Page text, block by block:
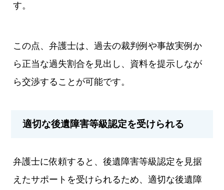
す。
この点、弁護士は、過去の裁判例や事故実例か
ら正当な過失割合を見出し、資料を提示しなが
ら交渉することが可能です。
適切な後遺障害等級認定を受けられる
弁護士に依頼すると、後遺障害等級認定を見据
えたサポートを受けられるため、適切な後遺障